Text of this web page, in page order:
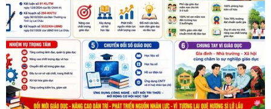
Số:Số: 1852/BC-UBND
Tên:(BÁO CÁO Kết quả rà soát, đề xuất điều chỉnh dự toán
kinh phí thực hiện các dự án, nhiệm vụ khoa học, công nghệ,
đổi mới sáng tạo và chuyển đổi số năm 2026)
Ngày ban hành: (07/08/2026) -Ngày hiệu lực: (05/08/2026)
Số:Số: 1858/UBND-VP